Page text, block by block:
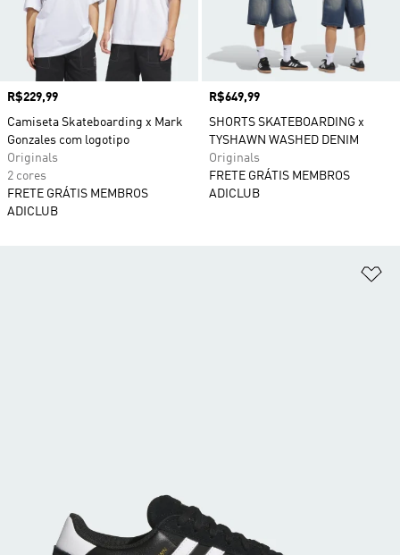
Preço
R$229,99
Camiseta Skateboarding x Mark
Gonzales com logotipo
Originals
2 cores
FRETE GRÁTIS MEMBROS
ADICLUB
Preço
R$649,99
SHORTS SKATEBOARDING x
TYSHAWN WASHED DENIM
Originals
FRETE GRÁTIS MEMBROS
ADICLUB